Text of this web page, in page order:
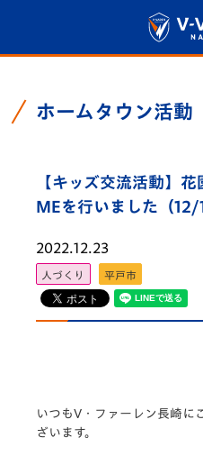
ホームタウン活動
【キッズ交流活動】
MEを行いました（12/
2022.12.23
人づくり 平戸市
いつもV・ファーレン長崎に
ざいます。